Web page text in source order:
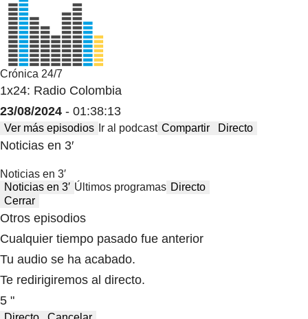
Crónica 24/7
1x24: Radio Colombia
23/08/2024 - 01:38:13
Ver más episodios Ir al podcast Compartir Directo
Noticias en 3′
Noticias en 3′
Noticias en 3′ Últimos programas Directo
Cerrar
Otros episodios
Cualquier tiempo pasado fue anterior
Tu audio se ha acabado.
Te redirigiremos al directo.
5 "